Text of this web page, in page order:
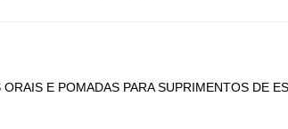
E POMADAS PARA SUPRIMENTOS DE